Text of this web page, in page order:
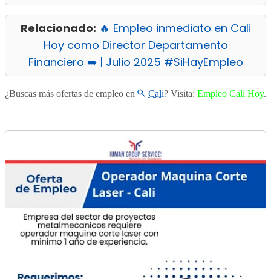
Relacionado: 🔥 Empleo inmediato en Cali
Hoy como Director Departamento
Financiero ➡️ | Julio 2025 #SiHayEmpleo
¿Buscas más ofertas de empleo en Cali? Visita: Empleo Cali Hoy.